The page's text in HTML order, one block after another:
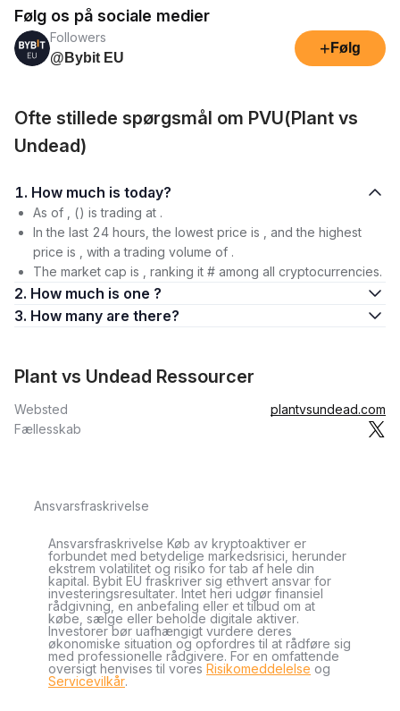
Følg os på sociale medier
Followers
@Bybit EU
+ Følg
Ofte stillede spørgsmål om PVU(Plant vs
Undead)
1. How much is today?
As of , () is trading at .
In the last 24 hours, the lowest price is , and the highest
price is , with a trading volume of .
The market cap is , ranking it # among all cryptocurrencies.
2. How much is one ?
3. How many are there?
Plant vs Undead Ressourcer
Websted
plantvsundead.com
Fællesskab
Ansvarsfraskrivelse
Ansvarsfraskrivelse Køb av kryptoaktiver er
forbundet med betydelige markedsrisici, herunder
ekstrem volatilitet og risiko for tab af hele din
kapital. Bybit EU fraskriver sig ethvert ansvar for
investeringsresultater. Intet heri udgør finansiel
rådgivning, en anbefaling eller et tilbud om at
købe, sælge eller beholde digitale aktiver.
Investorer bør uafhængigt vurdere deres
økonomiske situation og opfordres til at rådføre sig
med professionelle rådgivere. For en omfattende
oversigt henvises til vores Risikomeddelelse og
Servicevilkår.